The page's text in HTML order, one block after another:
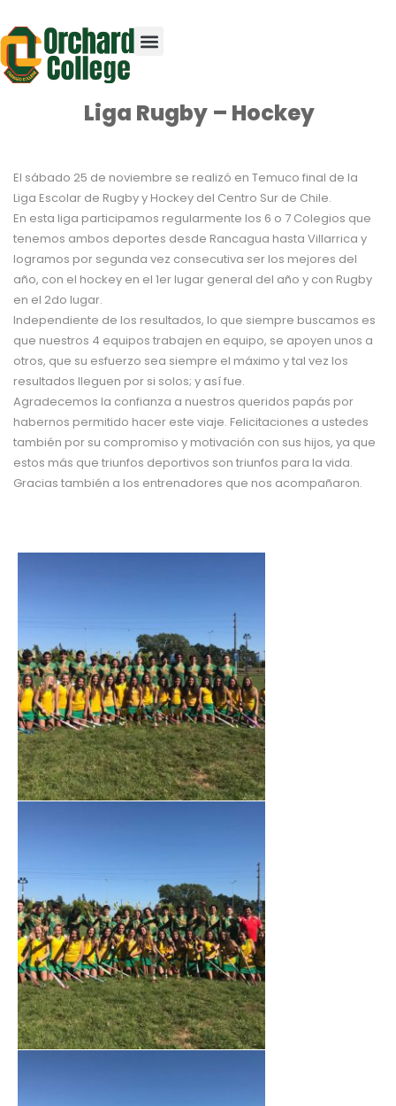
Liga Rugby – Hockey
El sábado 25 de noviembre se realizó en Temuco final de la
Liga Escolar de Rugby y Hockey del Centro Sur de Chile.
En esta liga participamos regularmente los 6 o 7 Colegios que
tenemos ambos deportes desde Rancagua hasta Villarrica y
logramos por segunda vez consecutiva ser los mejores del
año, con el hockey en el 1er lugar general del año y con Rugby
en el 2do lugar.
Independiente de los resultados, lo que siempre buscamos es
que nuestros 4 equipos trabajen en equipo, se apoyen unos a
otros, que su esfuerzo sea siempre el máximo y tal vez los
resultados lleguen por si solos; y así fue.
Agradecemos la confianza a nuestros queridos papás por
habernos permitido hacer este viaje. Felicitaciones a ustedes
también por su compromiso y motivación con sus hijos, ya que
estos más que triunfos deportivos son triunfos para la vida.
Gracias también a los entrenadores que nos acompañaron.